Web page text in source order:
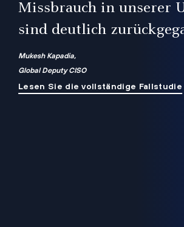
Missbrauch in unserer
sind deutlich
Mukesh Kapadia,
Global Deputy CISO
Lesen Sie die vollständige Fallstudie